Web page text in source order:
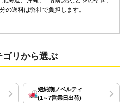
の送料は弊社で負担します。
ゴリから選ぶ
短納期ノベルティ
(1～7営業日出荷)